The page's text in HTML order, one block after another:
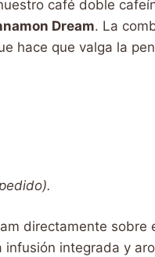
café doble
Dream. La
hace que valga la
directamente sobre
integrada y